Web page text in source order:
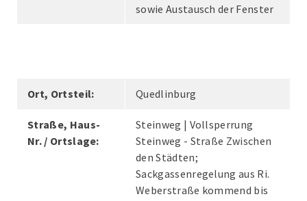
sowie Austausch der Fenster
Ort, Ortsteil: Quedlinburg
Straße, Haus-
Nr. / Ortslage:
Steinweg | Vollsperrung
Steinweg - Straße Zwischen
den Städten;
Sackgassenregelung aus Ri.
Weberstraße kommend bis